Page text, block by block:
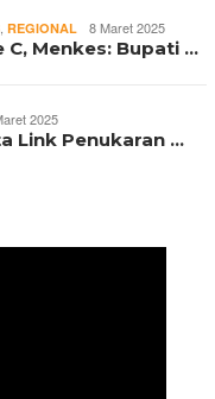
, REGIONAL 8 Maret 2025
C, Menkes: Bupati …
2025
Link Penukaran …